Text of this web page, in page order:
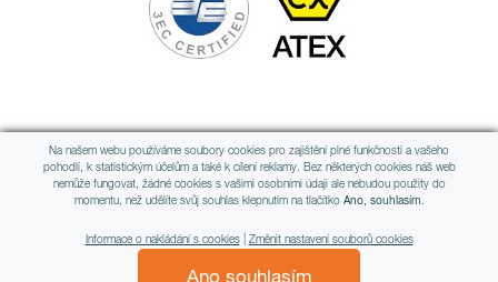
Člen mezinárodní skupiny
Na našem webu používáme soubory cookies pro zajištění plné funkčnosti a vašeho
pohodlí, k statistickým účelům a také k cílení reklamy. Bez některých cookies náš web
nemůže fungovat, žádné cookies s vašimi osobními údaji ale nebudou použity do
momentu, než udělíte svůj souhlas klepnutím na tlačítko Ano, souhlasím.
Informace o nakládání s cookies| Změnit nastavení souborů cookies